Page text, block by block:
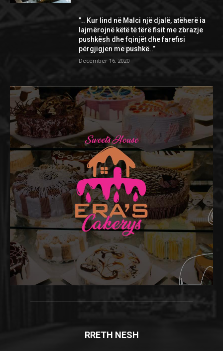
”.. Kur lind në Malci një djalë, atëherë ia
lajmërojnë këtë të tërë fisit me zbrazje
pushkësh dhe fqinjët dhe farefisi
përgjigjen me pushkë..”
December 16, 2020
RRETH NESH